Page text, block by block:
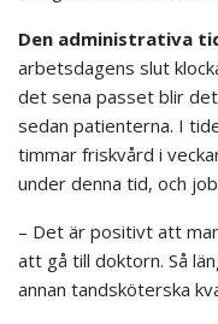
Den administrativa
arbetsdagens slut
det sena passet blir
sedan patienterna. I
timmar friskvård i
under denna tid, och
– Det är positivt att
att gå till doktorn. Så
annan tandsköterska